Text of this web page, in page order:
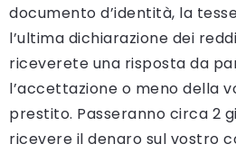
documento d’identità, la
l’ultima dichiarazione dei
riceverete una risposta da
l’accettazione o meno della
prestito. Passeranno circa 2
ricevere il denaro sul vostro